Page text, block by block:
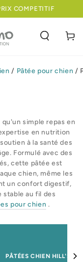
COMPETITIF
Panier
/ Pâtée pour chien /
simple repas en
en nutrition
à la santé des
Formulé avec des
cette pâtée est
chien, même les
un confort digestif,
stable au fil des
pour chien .